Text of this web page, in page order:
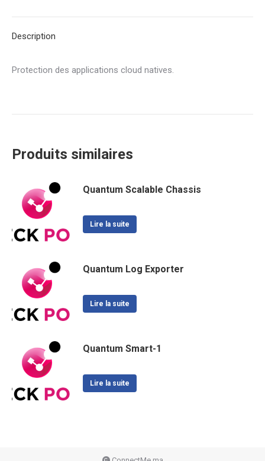
Description
Protection des applications cloud natives.
Produits similaires
Quantum Scalable Chassis
Lire la suite
Quantum Log Exporter
Lire la suite
Quantum Smart-1
Lire la suite